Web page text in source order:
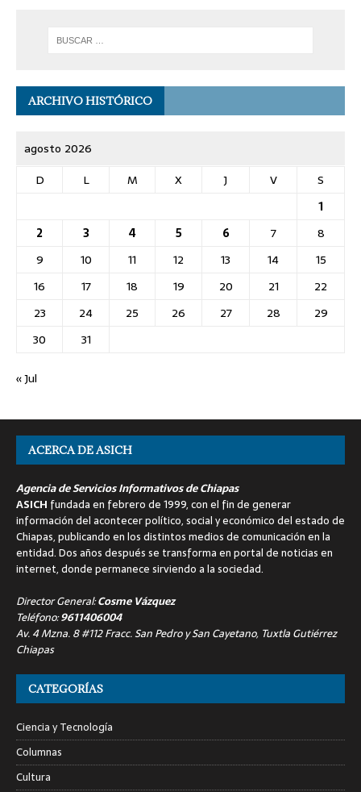
ARCHIVO HISTÓRICO
agosto 2026
D
L M X J V
S
1
2
3 4 5 6 7
8
9
10 11 12 13 14
15
16
17 18 19 20 21
22
23
24 25 26 27 28
29
30
31
« Jul
ACERCA DE ASICH
Agencia de Servicios Informativos de Chiapas
ASICH fundada en febrero de 1999, con el fin de generar
información del acontecer político, social y económico del estado de
Chiapas, publicando en los distintos medios de comunicación en la
entidad. Dos años después se transforma en portal de noticias en
internet, donde permanece sirviendo a la sociedad.
Director General:Cosme Vázquez
Teléfono:9611406004
Av. 4 Mzna. 8 #112 Fracc. San Pedro y San Cayetano, Tuxtla Gutiérrez
Chiapas
CATEGORÍAS
Ciencia y Tecnología
Columnas
Cultura